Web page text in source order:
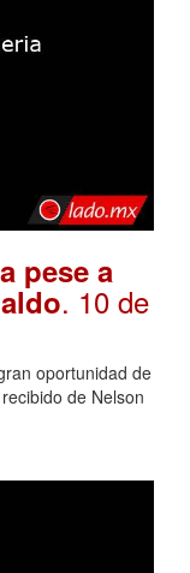
pese a
. 10 de
oportunidad de
de Nelson